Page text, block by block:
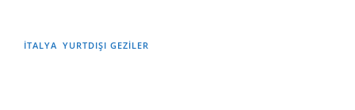
İTALYA YURTDIŞI GEZILER